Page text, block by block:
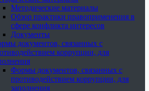
Методические материалы
Обзор практики правоприменения в
сфере конфликта интересов
Документы
документов, связанных с
коррупции, для
Формы документов, связанных с
противодействием коррупции, для
заполнения